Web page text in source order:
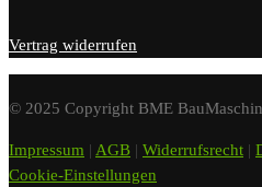
Vertrag widerrufen
© 2025 Copyright BME
Impressum | AGB | Widerrufsrecht |
Cookie-Einstellungen